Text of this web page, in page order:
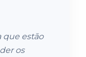
que estão
os